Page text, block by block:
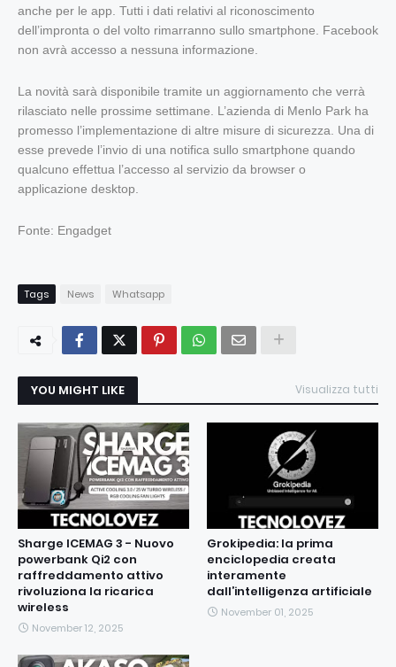
anche per le app. Tutti i dati relativi al riconoscimento
dell’impronta o del volto rimarranno sullo smartphone. Facebook
non avrà accesso a nessuna informazione.
La novità sarà disponibile tramite un aggiornamento che verrà
rilasciato nelle prossime settimane. L’azienda di Menlo Park ha
promesso l’implementazione di altre misure di sicurezza. Una di
esse prevede l’invio di una notifica sullo smartphone quando
qualcuno effettua l’accesso al servizio da browser o
applicazione desktop.
Fonte: Engadget
Tags News Whatsapp
YOU MIGHT LIKE Visualizza tutti
Sharge ICEMAG 3 - Nuovo
powerbank Qi2 con
raffreddamento attivo
rivoluziona la ricarica
wireless
November 12, 2025
Grokipedia: la prima
enciclopedia creata
interamente
dall’intelligenza artificiale
November 01, 2025